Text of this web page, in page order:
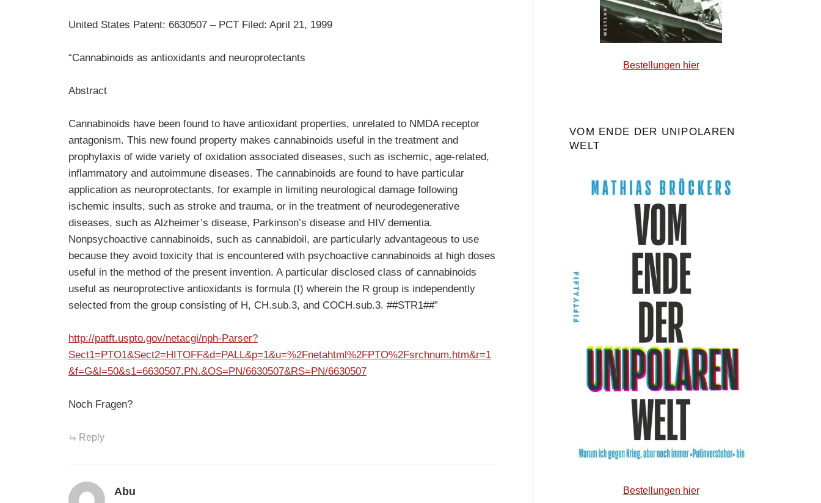
United States Patent: 6630507 – PCT Filed: April 21, 1999
“Cannabinoids as antioxidants and neuroprotectants
Abstract
Cannabinoids have been found to have antioxidant properties, unrelated to NMDA receptor
antagonism. This new found property makes cannabinoids useful in the treatment and
prophylaxis of wide variety of oxidation associated diseases, such as ischemic, age-related,
inflammatory and autoimmune diseases. The cannabinoids are found to have particular
application as neuroprotectants, for example in limiting neurological damage following
ischemic insults, such as stroke and trauma, or in the treatment of neurodegenerative
diseases, such as Alzheimer’s disease, Parkinson’s disease and HIV dementia.
Nonpsychoactive cannabinoids, such as cannabidoil, are particularly advantageous to use
because they avoid toxicity that is encountered with psychoactive cannabinoids at high doses
useful in the method of the present invention. A particular disclosed class of cannabinoids
useful as neuroprotective antioxidants is formula (I) wherein the R group is independently
selected from the group consisting of H, CH.sub.3, and COCH.sub.3. ##STR1##”
http://patft.uspto.gov/netacgi/nph-Parser?
Sect1=PTO1&Sect2=HITOFF&d=PALL&p=1&u=%2Fnetahtml%2FPTO%2Fsrchnum.htm&r=1
&f=G&l=50&s1=6630507.PN.&OS=PN/6630507&RS=PN/6630507
Noch Fragen?
Reply
Abu
Bestellungen hier
VOM ENDE DER UNIPOLAREN
WELT
Bestellungen hier